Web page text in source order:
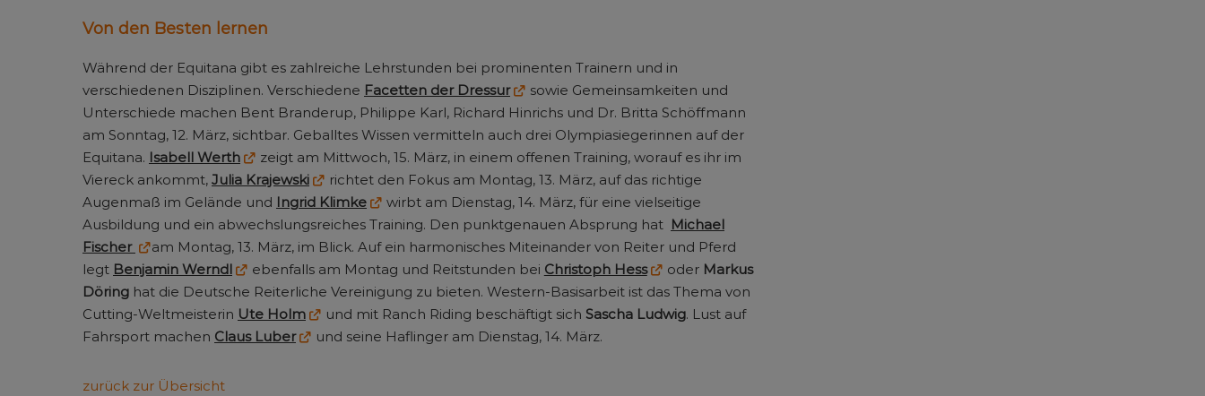
Von den Besten lernen
Während der Equitana gibt es zahlreiche Lehrstunden bei prominenten Trainern und in
verschiedenen Disziplinen. Verschiedene Facetten der Dressur
sowie Gemeinsamkeiten und
Unterschiede machen Bent Branderup, Philippe Karl, Richard Hinrichs und Dr. Britta Schöffmann
am Sonntag, 12. März, sichtbar. Geballtes Wissen vermitteln auch drei Olympiasiegerinnen auf der
Equitana. Isabell Werth
zeigt am Mittwoch, 15. März, in einem offenen Training, worauf es ihr im
Viereck ankommt, Julia Krajewski
richtet den Fokus am Montag, 13. März, auf das richtige
Augenmaß im Gelände und Ingrid Klimke
wirbt am Dienstag, 14. März, für eine vielseitige
Ausbildung und ein abwechslungsreiches Training. Den punktgenauen Absprung hat Michael
Fischer
am Montag, 13. März, im Blick. Auf ein harmonisches Miteinander von Reiter und Pferd
legt Benjamin Werndl ebenfalls am Montag und Reitstunden bei Christoph Hess oder Markus
Döring hat die Deutsche Reiterliche Vereinigung zu bieten. Western-Basisarbeit ist das Thema von
Cutting-Weltmeisterin Ute Holm und mit Ranch Riding beschäftigt sich Sascha Ludwig. Lust auf
Fahrsport machen Claus Luber und seine Haflinger am Dienstag, 14. März.
zurück zur Übersicht